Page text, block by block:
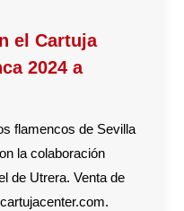
el Cartuja
2024 a
flamencos de Sevilla
la colaboración
de Utrera. Venta de